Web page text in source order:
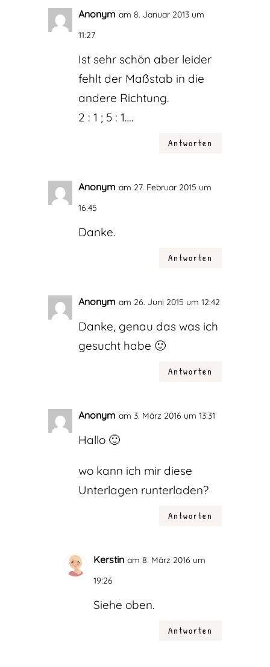
Anonym am 8. Januar 2013 um
11:27
Ist sehr schön aber leider
fehlt der Maßstab in die
andere Richtung.
2 : 1 ; 5 : 1….
Antworten
Anonym am 27. Februar 2015 um
16:45
Danke.
Antworten
Anonym am 26. Juni 2015 um 12:42
Danke, genau das was ich
gesucht habe 🙂
Antworten
Anonym am 3. März 2016 um 13:31
Hallo 🙂
wo kann ich mir diese
Unterlagen runterladen?
Antworten
Kerstin am 8. März 2016 um
19:26
Siehe oben.
Antworten